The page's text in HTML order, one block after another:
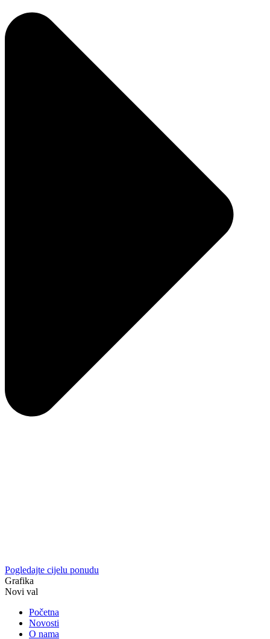
Pogledajte cijelu ponudu
Grafika
Novi val
Početna
Novosti
O nama